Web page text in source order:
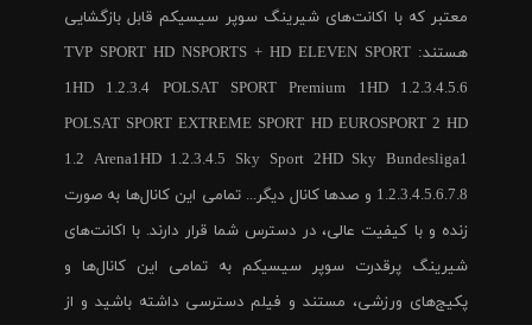
معتبر که با اکانت‌های شیرینگ سوپر سیسیکم قابل بازگشایی
هستند: TVP SPORT HD NSPORTS + HD ELEVEN SPORT
1HD 1.2.3.4 POLSAT SPORT Premium 1HD 1.2.3.4.5.6
POLSAT SPORT EXTREME SPORT HD EUROSPORT 2 HD
1.2 Arena1HD 1.2.3.4.5 Sky Sport 2HD Sky Bundesliga1
1.2.3.4.5.6.7.8 و صدها کانال دیگر... تمامی این کانال‌ها به صورت
زنده و با کیفیت عالی، در دسترس شما قرار دارند. با اکانت‌های
شیرینگ پرقدرت سوپر سیسیکم به تمامی این کانال‌ها و
پکیج‌های ورزشی، مستند و فیلم دسترسی داشته باشید و از